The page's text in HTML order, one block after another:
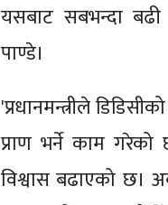
यसबाट सबभन्दा
पाण्डे।
'प्रधानमन्त्रीले
प्राण भर्ने काम
विश्वास बढाएको छ।